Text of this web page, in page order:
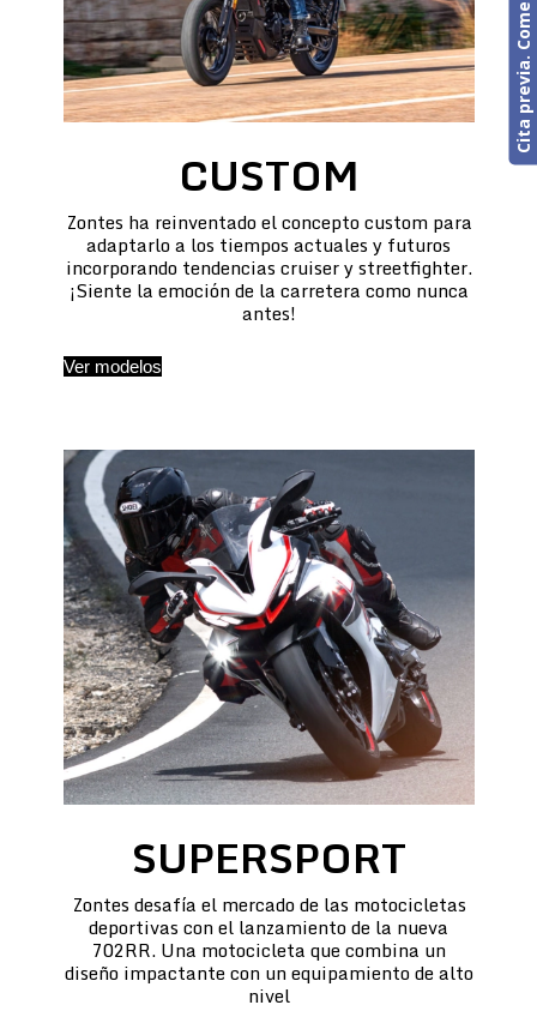
CUSTOM
Zontes ha reinventado el concepto custom para
adaptarlo a los tiempos actuales y futuros
incorporando tendencias cruiser y streetfighter.
¡Siente la emoción de la carretera como nunca
antes!
Ver modelos
SUPERSPORT
Zontes desafía el mercado de las motocicletas
deportivas con el lanzamiento de la nueva
702RR. Una motocicleta que combina un
diseño impactante con un equipamiento de alto
nivel